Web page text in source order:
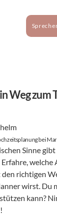
Weg zum
bei
Sinne
richtigen
wirst. Du
kann?